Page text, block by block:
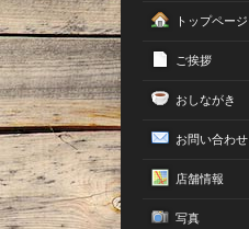
トップページ
ご挨拶
おしながき
お問い合わせ
店舗情報
写真